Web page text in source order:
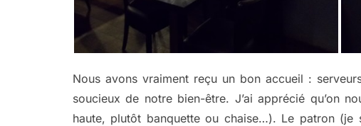
Nous avons vraiment reçu un bon accueil :
soucieux de notre bien-être. J’ai apprécié qu’on
haute, plutôt banquette ou chaise…). Le patron